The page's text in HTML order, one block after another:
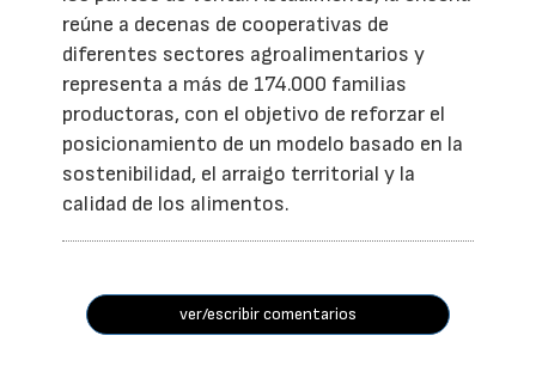
reúne a decenas de cooperativas de
diferentes sectores agroalimentarios y
representa a más de 174.000 familias
productoras, con el objetivo de reforzar el
posicionamiento de un modelo basado en la
sostenibilidad, el arraigo territorial y la
calidad de los alimentos.
ver/escribir comentarios